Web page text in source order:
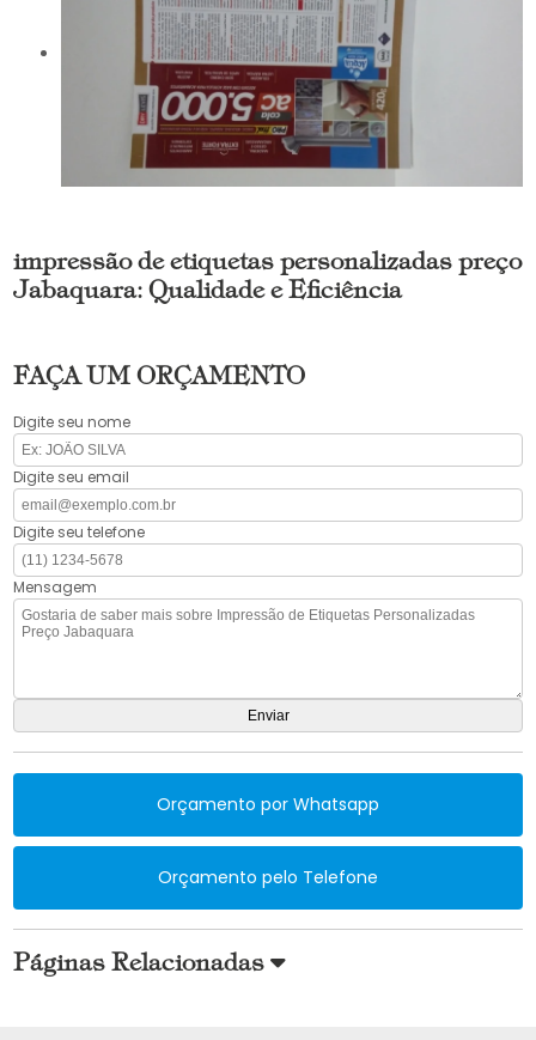
impressão de etiquetas personalizadas preço
Jabaquara: Qualidade e Eficiência
FAÇA UM ORÇAMENTO
Digite seu nome
Digite seu email
Digite seu telefone
Mensagem
Orçamento por Whatsapp
Orçamento pelo Telefone
Páginas Relacionadas